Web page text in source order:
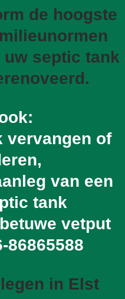
de hoogste
septic tank
vervangen of
van een
tank
vetput
86865588
in Elst